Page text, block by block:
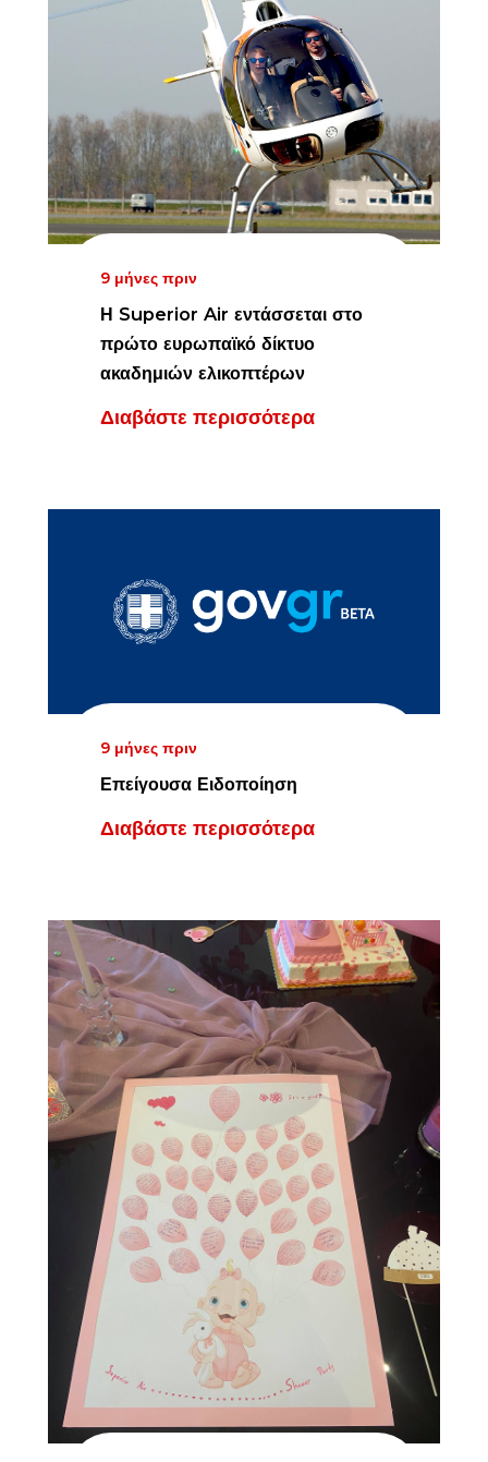
9 μήνες πριν
Η Superior Air εντάσσεται στο
πρώτο ευρωπαϊκό δίκτυο
ακαδημιών ελικοπτέρων
Διαβάστε περισσότερα
9 μήνες πριν
Επείγουσα Ειδοποίηση
Διαβάστε περισσότερα